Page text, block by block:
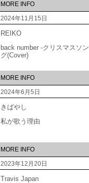
MORE INFO
2024年11月15日
REIKO
back number -クリスマスソン
グ(Cover)
MORE INFO
2024年6月5日
きばやし
私が歌う理由
MORE INFO
2023年12月20日
Travis Japan